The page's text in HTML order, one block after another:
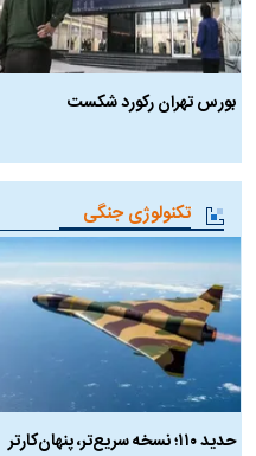
بورس تهران رکورد شکست
تکنولوژی جنگی
حدید ۱۱۰؛ نسخه سریع‌تر، پنهان‌کارتر